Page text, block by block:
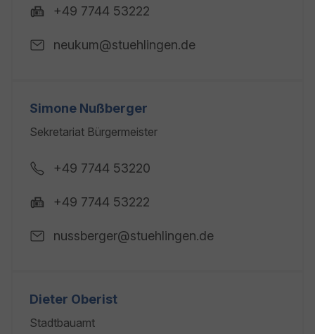
+49 7744 53222
neukum@stuehlingen.de
Simone Nußberger
Sekretariat Bürgermeister
+49 7744 53220
+49 7744 53222
nussberger@stuehlingen.de
Dieter Oberist
Stadtbauamt